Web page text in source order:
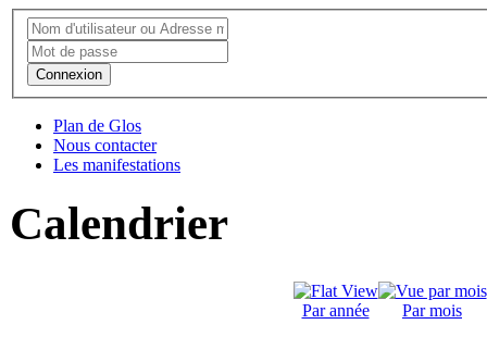
Connexion
Plan de Glos
Nous contacter
Les manifestations
Calendrier
Par année Par mois